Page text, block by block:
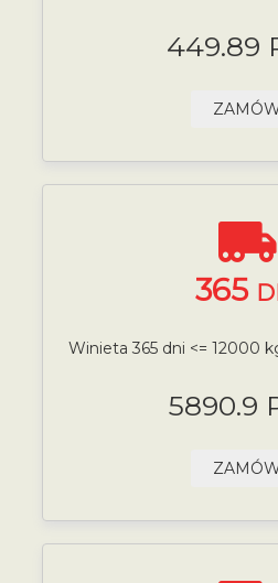
449.89
365
Winieta 365 dni <= 12000
5890.9